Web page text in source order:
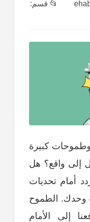
📂 قسم:
كبيرة
إلى واقع؟ هل
أمام تحديات
وحدك. الطموح
إلى الأمام